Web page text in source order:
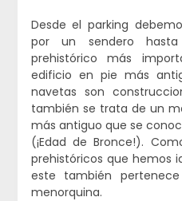
Desde el parking
por un sendero
prehistórico más
edificio en pie más
navetas son
también se trata de un
más antiguo que se
(¡Edad de Bronce!).
prehistóricos que hemos
este también
menorquina.